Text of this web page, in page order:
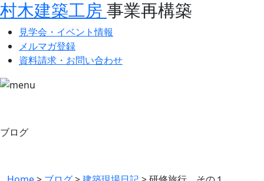
村木建築工房 事業再構築
見学会・イベント情報
メルマガ登録
資料請求・お問い合わせ
ブログ